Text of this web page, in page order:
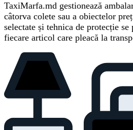
TaxiMarfa.md gestionează
câtorva colete sau a obiectelor
selectate și tehnica de protecție se
fiecare articol care pleacă la